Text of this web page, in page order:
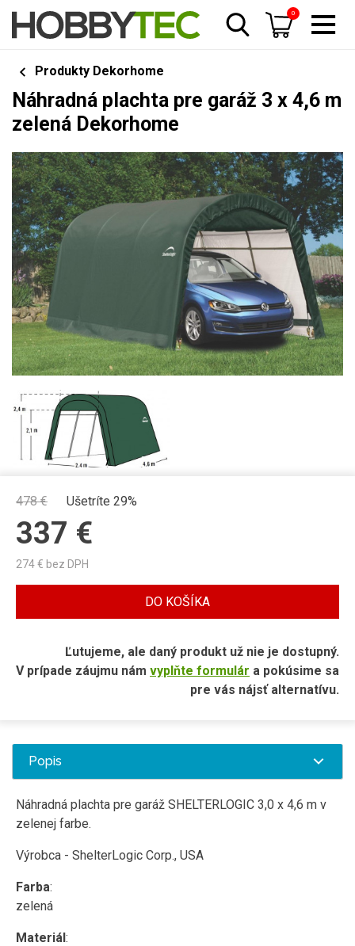
0
Produkty Dekorhome
Náhradná plachta pre garáž 3 x 4,6 m
zelená Dekorhome
478€ Ušetríte 29%
337 €
274€ bez DPH
DO KOŠÍKA
Ľutujeme, ale daný produkt už nie je dostupný.
V prípade záujmu nám vyplňte formulár a pokúsime sa
pre vás nájsť alternatívu.
Popis
Náhradná plachta pre garáž SHELTERLOGIC 3,0 x 4,6 m v
zelenej farbe.
Výrobca - ShelterLogic Corp., USA
Farba:
zelená
Materiál: